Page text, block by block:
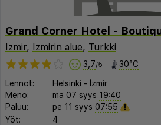
Izmir, Izmirin alue, Turkki
3,7/5 30°C
Lennot: Helsinki - İzmir
Meno:
ma 07 syys 19:40
Paluu:
pe 11 syys 07:55
Yöt:
4